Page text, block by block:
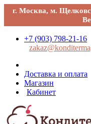
г. Москва, м.
+7 (903) 798-21-16
Доставка и оплата
Магазин
Кабинет